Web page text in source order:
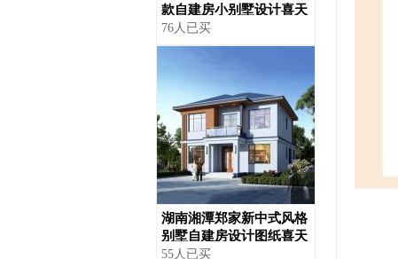
款自建房小别墅设计喜天
下建筑设计
76人已买
湖南湘潭郑家新中式风格
别墅自建房设计图纸喜天
下建筑设计
55人已买